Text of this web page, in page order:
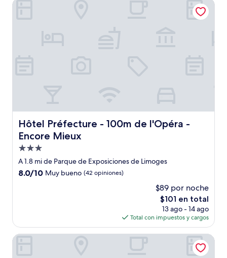
Hôtel Préfecture - 100m de l'Opéra -
Encore Mieux
Hôtel Préfecture - 100m de l'Opéra - Encore Mieux
Propiedad
de
3.0
A 1.8 mi de Parque de Exposiciones de Limoges
8.0
opiniones)
8.0/10 Muy bueno (42 opiniones)
$89 por noche
El
precio
actual
es
de
$101 en total
13 ago - 14 ago
Total con impuestos y cargos
Hôtel Préfecture - 100m de l'Opéra - Encore Mieux
hotel de la paix